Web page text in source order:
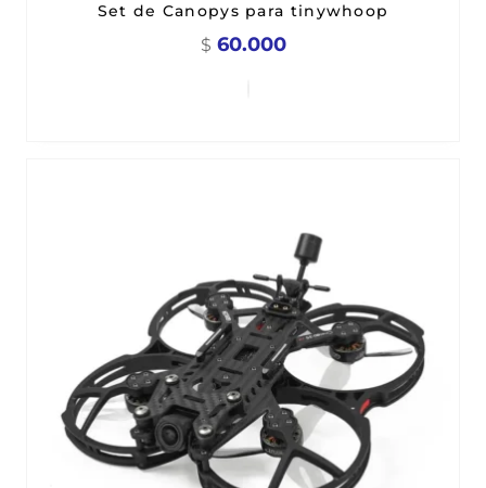
Set de Canopys para tinywhoop
$ 60.000